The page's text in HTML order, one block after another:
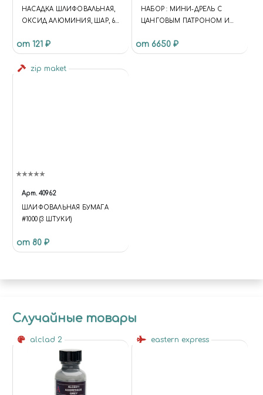
НАСАДКА ШЛИФОВАЛЬНАЯ,
ОКСИД АЛЮМИНИЯ, ШАР, 6
от 121 ₽
НАБОР : МИНИ-ДРЕЛЬ С
ЦАНГОВЫМ ПАТРОНОМ И
ПЛАСТИКОВОМ БОКСЕ
от 6650 ₽
zip maket
Арт. 40962
ШЛИФОВАЛЬНАЯ БУМАГА
#1000 (3 ШТУКИ)
от 80 ₽
Случайные товары
alclad 2 eastern express